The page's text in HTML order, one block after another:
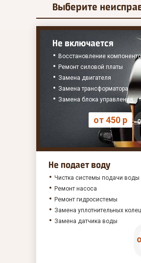
Выберите
Не включается
Восстановление
Ремонт силовой платы
Замена двигателя
Замена трансформатора
Замена блока управления
от 450 р
Не подает воду
Чистка системы подачи воды
Ремонт насоса
Ремонт гидросистемы
Замена уплотнительных колец
Замена датчика воды